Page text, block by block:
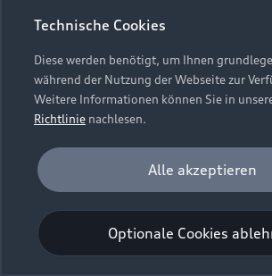
Bordbuch & Bedienungsanleitungen
Verträge kündigen
Vertrag widerrufen
Datenschutz
Audi erleben
Newsletter
Datenschutzinformation
Cookie-Richtlinie
Barrierefreiheit
Digital Services Act
EU Data Act
Embleme am Fahrzeug bei allen
Webseite kann abweichen.
Technische Cookies
Diese werden benötigt, um Ihnen
während der Nutzung der Webseite zur
Weitere Informationen können Sie in
Richtlinie nachlesen.
Analyse und Statistik
Performance Cookies sammeln
darüber, wie unsere Webseite genutzt wird
Anzahl der Besuche, Verweildauer). Diese
werden zur Optimierung der Webseite
Optionale Cookies
Alle akzeptieren